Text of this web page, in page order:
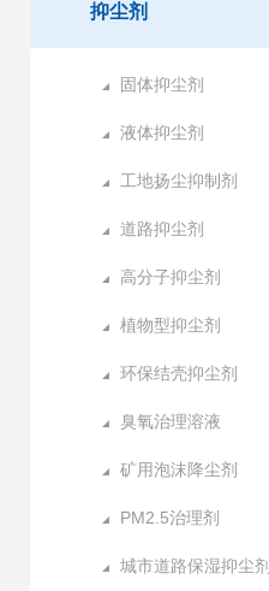
抑尘剂
固体抑尘剂
液体抑尘剂
工地扬尘抑制剂
道路抑尘剂
高分子抑尘剂
植物型抑尘剂
环保结壳抑尘剂
臭氧治理溶液
矿用泡沫降尘剂
PM2.5治理剂
城市道路保湿抑尘剂